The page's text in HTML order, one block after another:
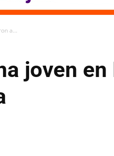
a...
joven en